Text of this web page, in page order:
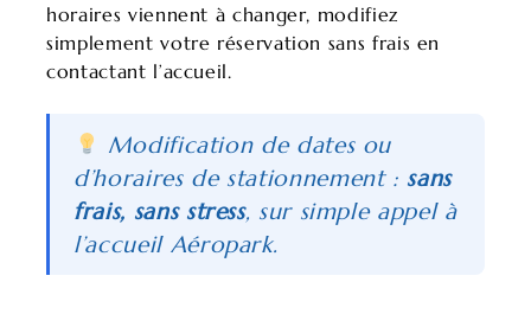
horaires viennent à changer, modifiez
simplement votre réservation sans frais en
contactant l’accueil.
Modification de dates ou
d’horaires de stationnement : sans
frais, sans stress, sur simple appel à
l’accueil Aéropark.